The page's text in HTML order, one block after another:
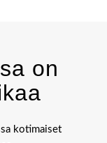
on
kotimaiset